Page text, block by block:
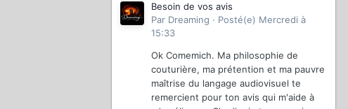
Besoin de vos avis
Par Dreaming · Posté(e) Mercredi à
15:33
Ok Comemich. Ma philosophie de
couturière, ma prétention et ma pauvre
maîtrise du langage audiovisuel te
remercient pour ton avis qui m'aide à